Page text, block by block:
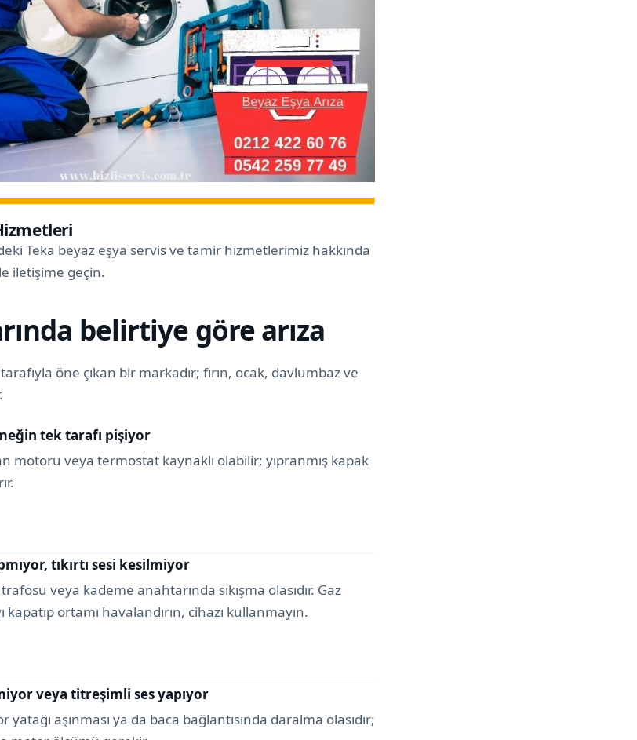
Teka beyaz eşya servis ve tamir hizmetlerimiz hakkında
iletişime geçin.
belirtiye göre arıza
öne çıkan bir markadır; fırın, ocak, davlumbaz ve
tek tarafı pişiyor
motoru veya termostat kaynaklı olabilir; yıpranmış kapak
tıkırtı sesi kesilmiyor
veya kademe anahtarında sıkışma olasıdır. Gaz
kapatıp ortamı havalandırın, cihazı kullanmayın.
veya titreşimli ses yapıyor
aşınması ya da baca bağlantısında daralma olasıdır;